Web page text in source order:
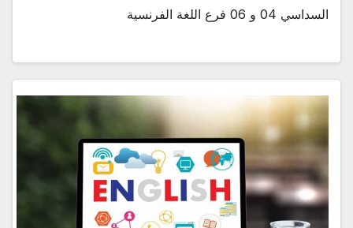
السداسي 04 و 06 فرع اللغة الفرنسية